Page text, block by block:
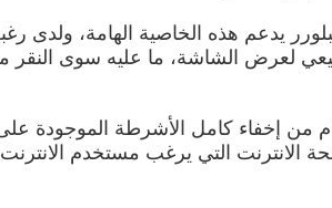
يدعم هذه الخاصية الهامة، ولدى
لعرض الشاشة، ما عليه سوى
من إخفاء كامل الأشرطة الموجودة
الانترنت التي يرغب مستخدم